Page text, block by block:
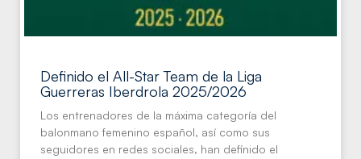
Definido el All-Star Team de la Liga
Guerreras Iberdrola 2025/2026
Los entrenadores de la máxima categoría del
balonmano femenino español, así como sus
seguidores en redes sociales, han definido el